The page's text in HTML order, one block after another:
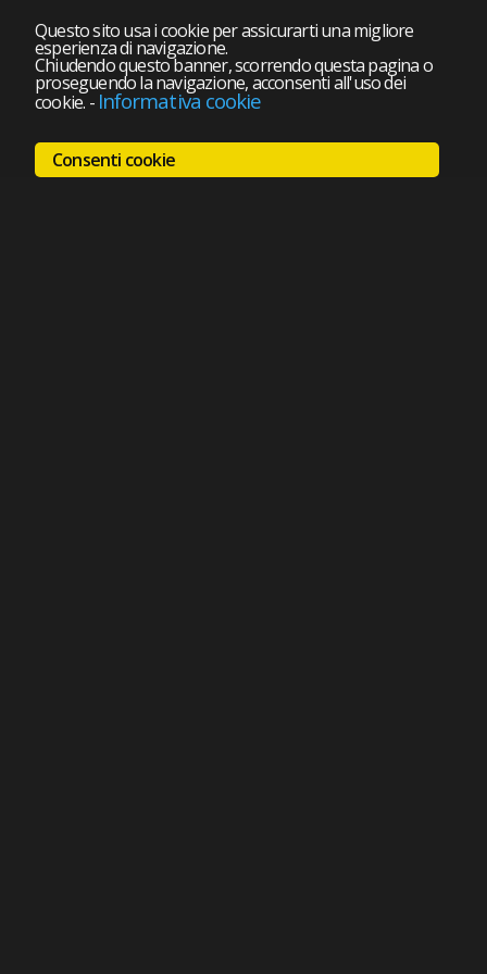
Questo sito usa i cookie per assicurarti una migliore
esperienza di navigazione.
Chiudendo questo banner, scorrendo questa pagina o
proseguendo la navigazione, acconsenti all'uso dei
cookie. - Informativa cookie
Consenti cookie